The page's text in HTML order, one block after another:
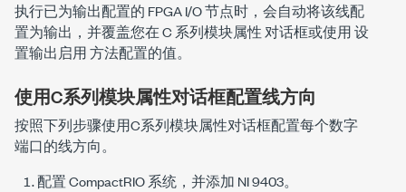
执行已为输出配置的 FPGA I/O 节点时，会自动将该线配
置为输出，并覆盖您在C 系列模块属性 对话框或使用设
置输出启用方法配置的值。
使用C系列模块属性对话框配置线方向
按照下列步骤使用C系列模块属性对话框配置每个数字
端口的线方向。
配置 CompactRIO 系统，并添加 NI 9403。